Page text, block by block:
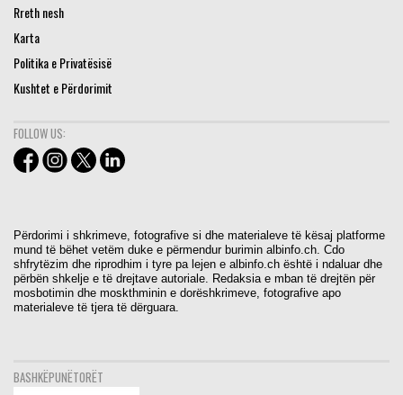
Rreth nesh
Karta
Politika e Privatësisë
Kushtet e Përdorimit
FOLLOW US:
Përdorimi i shkrimeve, fotografive si dhe materialeve të kësaj platforme
mund të bëhet vetëm duke e përmendur burimin albinfo.ch. Cdo
shfrytëzim dhe riprodhim i tyre pa lejen e albinfo.ch është i ndaluar dhe
përbën shkelje e të drejtave autoriale. Redaksia e mban të drejtën për
mosbotimin dhe moskthminin e dorëshkrimeve, fotografive apo
materialeve të tjera të dërguara.
BASHKËPUNËTORËT